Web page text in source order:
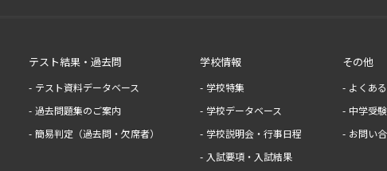
テスト結果・過去問
テスト資料データベース
過去問題集のご案内
簡易判定（過去問・欠席者）
学校情報
学校特集
学校データベース
学校説明会・行事日程
入試要項・入試結果
その他
よくあ
中学受
お問い